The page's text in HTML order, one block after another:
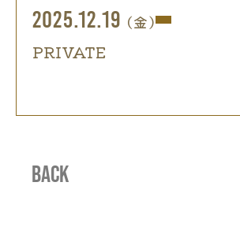
2025.12.19 (金)
PRIVATE
BACK